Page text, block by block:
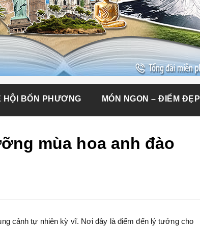
HỘI BỐN PHƯƠNG MÓN NGON – ĐIỂM ĐẸP
mùa hoa anh đào
cảnh tự nhiên kỳ vĩ. Nơi đây là điểm đến lý tưởng cho